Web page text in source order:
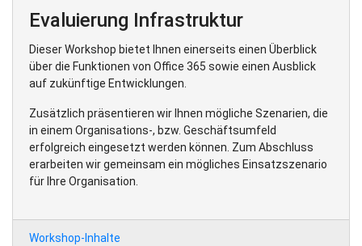
Evaluierung Infrastruktur
Dieser Workshop bietet Ihnen einerseits einen Überblick
über die Funktionen von Office 365 sowie einen Ausblick
auf zukünftige Entwicklungen.
Zusätzlich präsentieren wir Ihnen mögliche Szenarien, die
in einem Organisations-, bzw. Geschäftsumfeld
erfolgreich eingesetzt werden können. Zum Abschluss
erarbeiten wir gemeinsam ein mögliches Einsatzszenario
für Ihre Organisation.
Workshop-Inhalte